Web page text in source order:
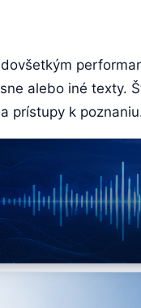
alebo iné texty.
prístupy k